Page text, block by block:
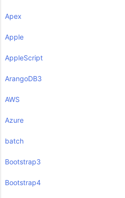
Apex
Apple
AppleScript
ArangoDB3
AWS
Azure
batch
Bootstrap3
Bootstrap4